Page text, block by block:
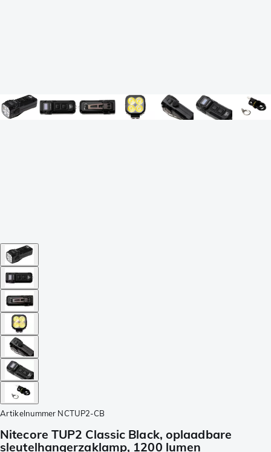
Artikelnummer NCTUP2-CB
Nitecore TUP2 Classic Black, oplaadbare
sleutelhangerzaklamp, 1200 lumen